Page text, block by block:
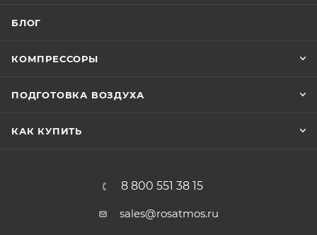
БЛОГ
КОМПРЕССОРЫ
ПОДГОТОВКА ВОЗДУХА
КАК КУПИТЬ
8 800 551 38 15
sales@rosatmos.ru